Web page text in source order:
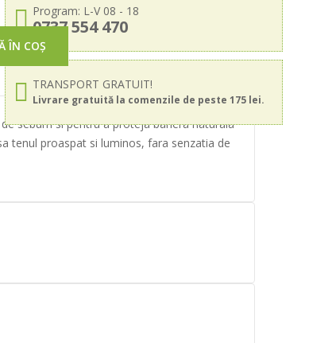
Program: L-V 08 - 18
0737 554 470
TRANSPORT GRATUIT!
Livrare gratuită la comenzile de peste 175 lei.
ÎN COȘ
sebum si pentru a proteja bariera naturala
tenul proaspat si luminos, fara senzatia de